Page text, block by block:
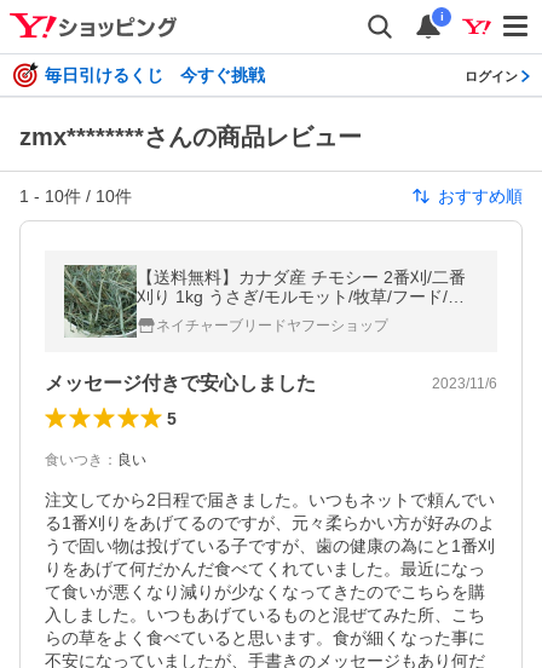
i
毎日引けるくじ 今すぐ挑戦 ログイン
zmx********さんの商品レビュー
1 - 10件 / 10件 おすすめ順
【送料無料】カナダ産 チモシー 2番刈/二番
刈り 1kg うさぎ/モルモット/牧草/フード/テ
ィモシー【チモシー】【ウサギ/エサ】
ネイチャーブリードヤフーショップ
メッセージ付きで安心しました 2023/11/6
5
食いつき ： 良い
注文してから2日程で届きました。いつもネットで頼んでい
る1番刈りをあげてるのですが、元々柔らかい方が好みのよ
うで固い物は投げている子ですが、歯の健康の為にと1番刈
りをあげて何だかんだ食べてくれていました。最近になっ
て食いが悪くなり減りが少なくなってきたのでこちらを購
入しました。いつもあげているものと混ぜてみた所、こち
らの草をよく食べていると思います。食が細くなった事に
不安になっていましたが、手書きのメッセージもあり何だ